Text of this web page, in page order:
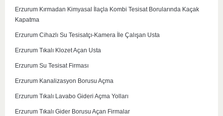
Erzurum Kırmadan Kimyasal İlaçla Kombi Tesisat Borularında Kaçak
Kapatma
Erzurum Cihazlı Su Tesisatçı-Kamera İle Çalışan Usta
Erzurum Tıkalı Klozet Açan Usta
Erzurum Su Tesisat Firması
Erzurum Kanalizasyon Borusu Açma
Erzurum Tıkalı Lavabo Gideri Açma Yolları
Erzurum Tıkalı Gider Borusu Açan Firmalar